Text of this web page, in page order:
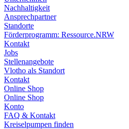
Nachhaltigkeit
Ansprechpartner
Standorte
Förderprogramm: Ressource.NRW
Kontakt
Jobs
Stellenangebote
Vlotho als Standort
Kontakt
Online Shop
Online Shop
Konto
FAQ & Kontakt
Kreiselpumpen finden